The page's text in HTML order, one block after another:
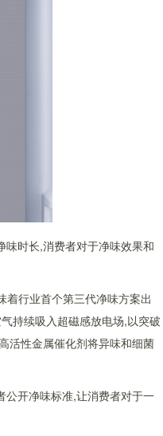
时长,消费者对于净味效果和
行业首个第三代净味方案出
持续吸入超磁感放电场,以突破
活性金属催化剂将异味和细菌
公开净味标准,让消费者对于一